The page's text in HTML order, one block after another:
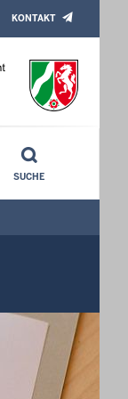
KONTAKT
SUCHE